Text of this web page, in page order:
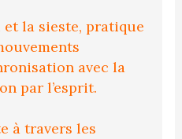
la sieste, pratique
avec la
par l’esprit.
à travers les